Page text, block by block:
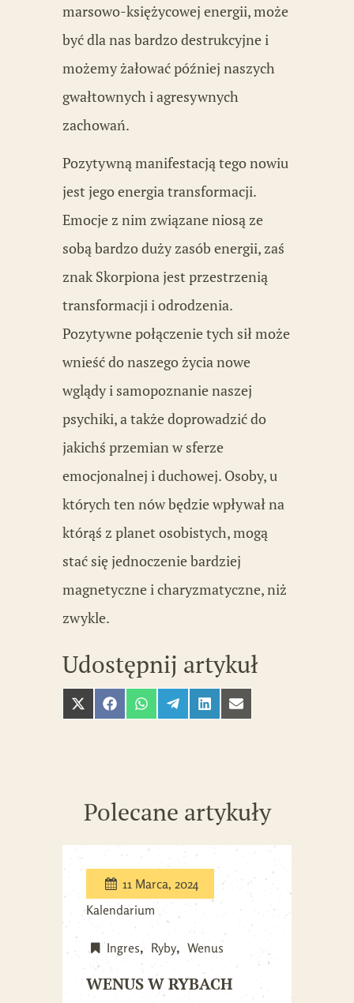
marsowo-księżycowej energii, może
być dla nas bardzo destrukcyjne i
możemy żałować później naszych
gwałtownych i agresywnych
zachowań.
Pozytywną manifestacją tego nowiu
jest jego energia transformacji.
Emocje z nim związane niosą ze
sobą bardzo duży zasób energii, zaś
znak Skorpiona jest przestrzenią
transformacji i odrodzenia.
Pozytywne połączenie tych sił może
wnieść do naszego życia nowe
wglądy i samopoznanie naszej
psychiki, a także doprowadzić do
jakichś przemian w sferze
emocjonalnej i duchowej. Osoby, u
których ten nów będzie wpływał na
którąś z planet osobistych, mogą
stać się jednoczenie bardziej
magnetyczne i charyzmatyczne, niż
zwykle.
Udostępnij artykuł
Polecane artykuły
11 Marca, 2024
Kalendarium
Ingres Ryby Wenus
WENUS W RYBACH